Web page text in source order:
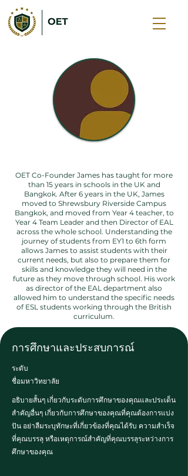
OET Co-Founder James has taught for more
than 15 years in schools in the UK and
Bangkok. After 6 years in the UK, James
moved to Shrewsbury Riverside Campus
Bangkok, and moved from Year 4 teacher, to
Year 4 Team Leader and then Director of EAL
across the whole school. Understanding the
journey of students from EY1 to 6th form
allows James to assist students with their
current needs, but also to prepare them for
skills and knowledge they will need in the
future as they move through school. His work
as director of the EAL department also
allowed him to understand the specific needs
of ESL students working through the British
curriculum.
การศึกษาและประสบการณ์
ระดับ
ชื่อมหาวิทยาลัย
อธิบายสั้นๆ เกี่ยวกับระดับการศึกษาของคุณและประเด็น
สำคัญอื่นๆ เกี่ยวกับการศึกษาของคุณที่คุณต้องการแบ่ง
ปัน อย่าลืมระบุทักษะที่เกี่ยวข้องที่คุณได้รับ ความสำเร็จ
ที่คุณบรรลุ หรือเหตุการณ์สำคัญที่คุณบรรลุระหว่างการ
ศึกษาของคุณ